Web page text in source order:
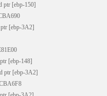
ptr [ebp-150]
[ebp-3A2]
[ebp-148]
ptr [ebp-3A2]